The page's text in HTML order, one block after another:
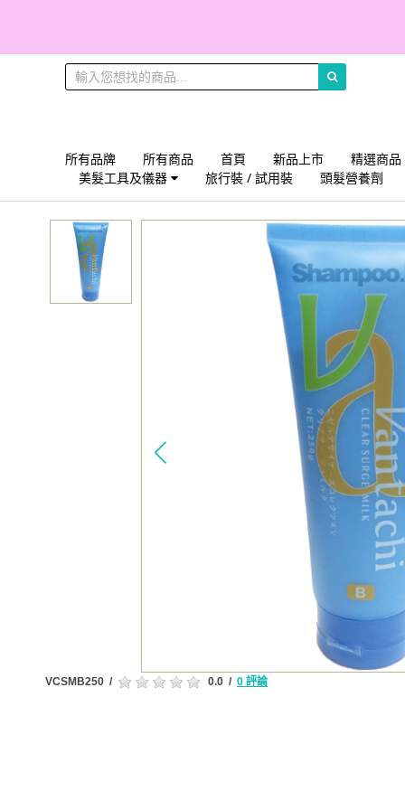
所有品牌 所有商品 首頁 新品上市
精選商品
美髮工具及儀器
旅行裝 / 試用裝 頭髮營養劑
VCSMB250 / 0.0 / 0 評論